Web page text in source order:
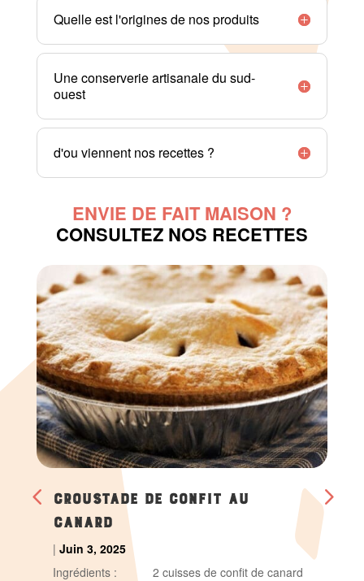
Quelle est l'origines de nos produits
Une conserverie artisanale du sud-
ouest
d'ou viennent nos recettes ?
ENVIE DE FAIT MAISON ?
CONSULTEZ NOS RECETTES
CROUSTADE DE CONFIT AU
CANARD
| Juin 3, 2025
Ingrédients : 2 cuisses de confit de canard